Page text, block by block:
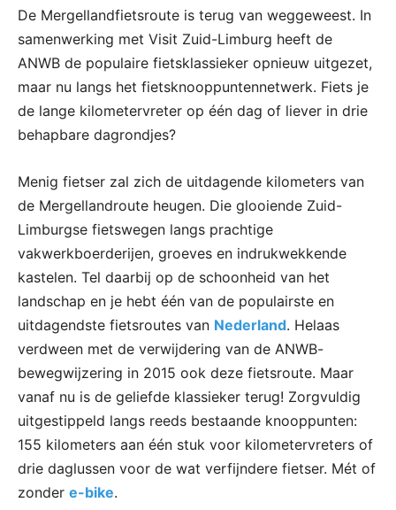
De Mergellandfietsroute is terug van weggeweest. In
samenwerking met Visit Zuid-Limburg heeft de
ANWB de populaire fietsklassieker opnieuw uitgezet,
maar nu langs het fietsknooppuntennetwerk. Fiets je
de lange kilometervreter op één dag of liever in drie
behapbare dagrondjes?
Menig fietser zal zich de uitdagende kilometers van
de Mergellandroute heugen. Die glooiende Zuid-
Limburgse fietswegen langs prachtige
vakwerkboerderijen, groeves en indrukwekkende
kastelen. Tel daarbij op de schoonheid van het
landschap en je hebt één van de populairste en
uitdagendste fietsroutes van Nederland. Helaas
verdween met de verwijdering van de ANWB-
bewegwijzering in 2015 ook deze fietsroute. Maar
vanaf nu is de geliefde klassieker terug! Zorgvuldig
uitgestippeld langs reeds bestaande knooppunten:
155 kilometers aan één stuk voor kilometervreters of
drie daglussen voor de wat verfijndere fietser. Mét of
zonder e-bike.